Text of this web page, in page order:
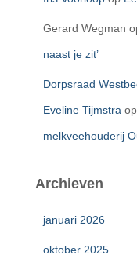
Gerard Wegman
naast je zit’
Dorpsraad
Eveline Tijmstra op
melkveehouderij
Archieven
januari 2026
oktober 2025